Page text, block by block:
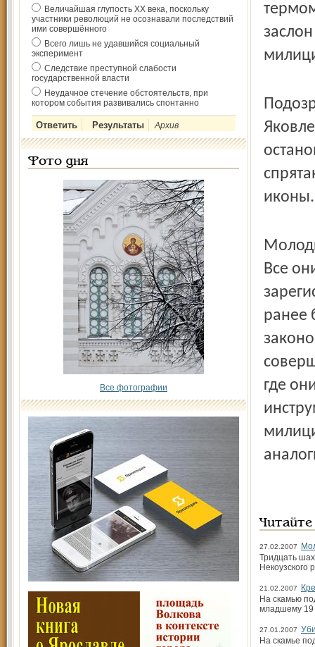
Величайшая глупость ХХ века, поскольку
участники революций не осознавали последствий
ими совершённого
Всего лишь не удавшийся социальный
эксперимент
Следствие преступной слабости
государственной власти
Неудачное стечение обстоятельств, при
котором события развивались спонтанно
Архив
Фото дня
Все фотографии
иконы.
Все
ранее
где
27.02.2007
Тридцать
21.02.2007
На скамью
младшему 19
27.01.2007
На скамье